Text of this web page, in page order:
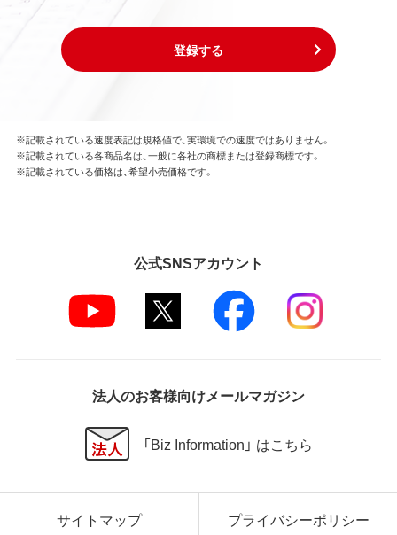
登録する
※記載されている速度表記は規格値で、実環境での速度ではありません。
※記載されている各商品名は、一般に各社の商標または登録商標です。
※記載されている価格は、希望小売価格です。
公式SNSアカウント
法人のお客様向けメールマガジン
「Biz Information」 はこちら
サイトマップ プライバシーポリシー